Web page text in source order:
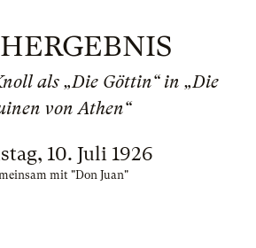
als „Die Göttin“ in „Die
von Athen“
10. Juli 1926
mit "Don Juan"